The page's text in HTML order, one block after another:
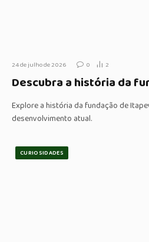
24 de julho de 2026 0 2
Descubra a história da
Explore a história da fundação de
desenvolvimento atual.
CURIOSIDADES